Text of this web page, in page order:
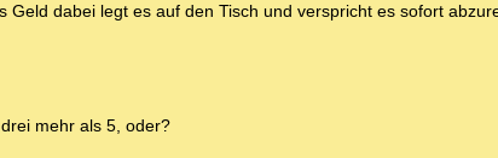
dabei legt es auf den Tisch und verspricht es sofort
mehr als 5, oder?